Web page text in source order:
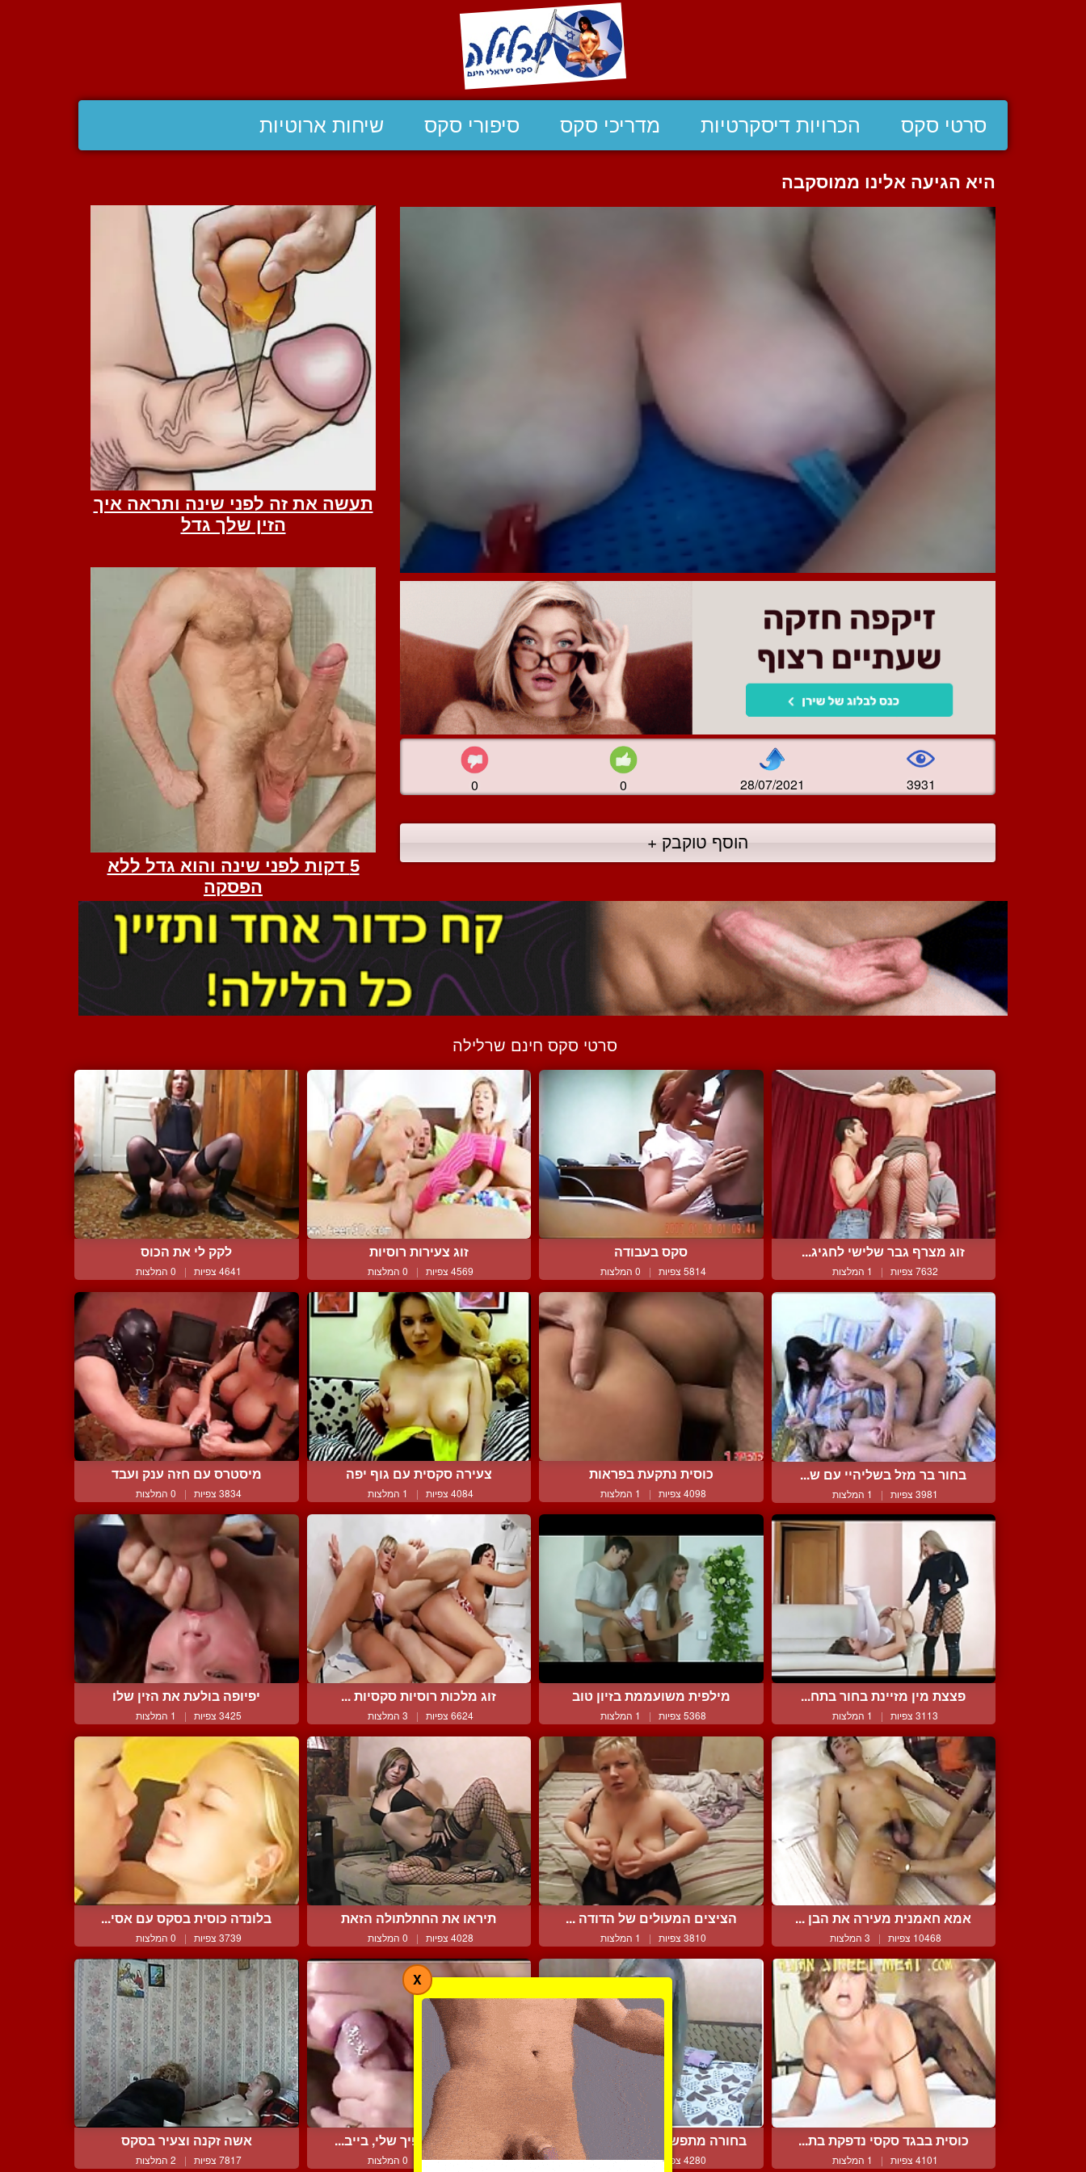
סרטי סקס הכרויות דיסקרטיות מדריכי סקס סיפורי סקס שיחות ארוטיות
היא הגיעה אלינו ממוסקבה
0 0 28/07/2021 3931
הוסף טוקבק +
סרטי סקס חינם שרלילה
זוג מצרף גבר שלישי לחגיג...
7632 צפיות | 1 המלצות
סקס בעבודה
5814 צפיות | 0 המלצות
זוג צעירות רוסיות
4569 צפיות | 0 המלצות
לקק לי את הכוס
4641 צפיות | 0 המלצות
בחור בר מזל בשליהיי עם ש...
3981 צפיות | 1 המלצות
כוסית נתקעת בפראות
4098 צפיות | 1 המלצות
צעירה סקסית עם גוף יפה
4084 צפיות | 1 המלצות
מיסטרס עם חזה ענק ועבד
3834 צפיות | 0 המלצות
פצצת מין מזיינת בחור בתח...
3113 צפיות | 1 המלצות
מילפית משועממת בזיון טוב
5368 צפיות | 1 המלצות
זוג מלכות רוסיות סקסיות ...
6624 צפיות | 3 המלצות
יפיופה בולעת את הזין שלו
3425 צפיות | 1 המלצות
אמא חאמנית מעירה את הבן ...
10468 צפיות | 3 המלצות
הציצים המעולים של הדודה ...
3810 צפיות | 1 המלצות
תיראו את החתלתולה הזאת
4028 צפיות | 0 המלצות
בלונדה כוסית בסקס עם אסי...
3739 צפיות | 0 המלצות
כוסית בבגד סקסי נדפקת בת...
4101 צפיות | 1 המלצות
בחורה מתפשטת במצלמת אינט...
4280 צפיות | 0 המלצות
תטעמי את השפיך שלי, בייב...
3068 צפיות | 0 המלצות
אשה זקנה וצעיר בסקס
7817 צפיות | 2 המלצות
X